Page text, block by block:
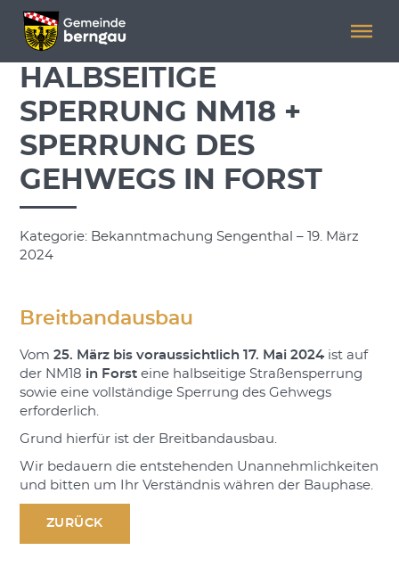
Menü überspringen
Menü überspringen
HALBSEITIGE
SPERRUNG NM18 +
SPERRUNG DES
GEHWEGS IN FORST
Kategorie: Bekanntmachung Sengenthal – 19. März
2024
Breitbandausbau
Vom 25. März bis voraussichtlich 17. Mai 2024ist auf
der NM18 in Forsteine halbseitige Straßensperrung
sowie eine vollständige Sperrung des Gehwegs
erforderlich.
Grund hierfür ist der Breitbandausbau.
Wir bedauern die entstehenden Unannehmlichkeiten
und bitten um Ihr Verständnis währen der Bauphase.
ZURÜCK